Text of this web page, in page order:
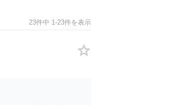
23件中 1-23件を表示